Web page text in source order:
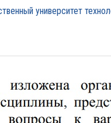
университет